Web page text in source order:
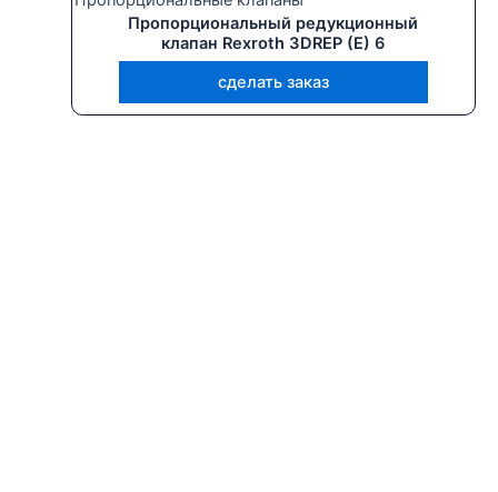
Пропорциональный редукционный
клапан Rexroth 3DREP (E) 6
сделать заказ